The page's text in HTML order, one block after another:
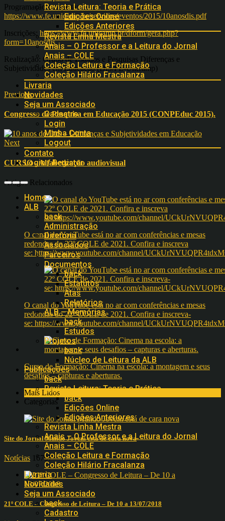
Revista Leitura: Teoria e Prática
Edições Online
Edições Anteriores
Revista Linha Mestra
Anais – O Professor e a Leitura do Jornal
Anais – COLE
Coleção Leitura e Formação
Coleção Hilário Fracalanza
Livraria
Novidades
Seja um Associado
Cadastro
Login
Minha Conta
Logout
Contato
Login / Register
Home
ALB
back
Administração
Diretoria
Associados
Parceiros
Documentos
back
Estatutos
Atas
Relatórios
ALB – Memórias
back
Estudos
Projetos
back
Núcleo de Leitura da ALB
Publicações
back
Revista Leitura: Teoria e Prática
back
Edições Online
Edições Anteriores
Revista Linha Mestra
Anais – O Professor e a Leitura do Jornal
Anais – COLE
Coleção Leitura e Formação
Coleção Hilário Fracalanza
Livraria
Novidades
Seja um Associado
back
Cadastro
Programação completa:
https://www.fe.unicamp.br/servicos/eventos/2015/10anosdis.pdf
Inscrições: https://www.fe.unicamp.br/dform/gera.php?
form=10anosdis
Realização: Grupo de Estudos e Pesquisas Diferenças e
Subjetividades em Educação (DiS/FE-Unicamp)
Previous
Congresso de Pesquisa em Educação 2015 (CONPEduc 2015).
Next
CURSO - Alfabetização audiovisual
Artigos Relacionados
O canal do YouTube está no ar com conferências e mesas
redondas do 22º COLE de 2021. Confira e inscreva
se: https://www.youtube.com/channel/
O canal do YouTube está no ar com conferências e mesas
redondas do 22º COLE de 2021. Confira e inscreva-
se: https://www.youtube.com/channel/
Curso de Formação: Cinema na escola: a montagem e seus
desafios – capturas e aberturas.
Mais Lidos
Categorias
Site do Jornal Mundo Jovem está de cara nova
Notícias 16797
21º COLE – Congresso de Leitura – De 10 a 13/07/2018